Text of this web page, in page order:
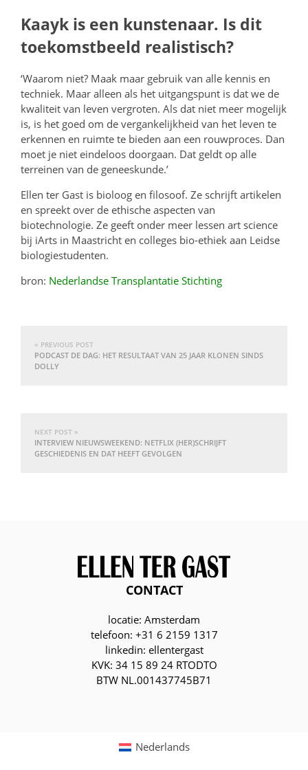
Kaayk is een kunstenaar. Is dit
toekomstbeeld realistisch?
‘Waarom niet? Maak maar gebruik van alle kennis en
techniek. Maar alleen als het uitgangspunt is dat we de
kwaliteit van leven vergroten. Als dat niet meer mogelijk
is, is het goed om de vergankelijkheid van het leven te
erkennen en ruimte te bieden aan een rouwproces. Dan
moet je niet eindeloos doorgaan. Dat geldt op alle
terreinen van de geneeskunde.’
Ellen ter Gast is bioloog en filosoof. Ze schrijft artikelen
en spreekt over de ethische aspecten van
biotechnologie. Ze geeft onder meer lessen art science
bij iArts in Maastricht en colleges bio-ethiek aan Leidse
biologiestudenten.
bron: Nederlandse Transplantatie Stichting
« PREVIOUS POST
PODCAST DE DAG: HET RESULTAAT VAN 25 JAAR KLONEN SINDS
DOLLY
NEXT POST »
INTERVIEW NIEUWSWEEKEND: NETFLIX (HER)SCHRIJFT
GESCHIEDENIS EN DAT HEEFT GEVOLGEN
CONTACT
locatie: Amsterdam
telefoon: +31 6 2159 1317
linkedin: ellentergast
KVK: 34 15 89 24 RTODTO
BTW NL.001437745B71
Nederlands